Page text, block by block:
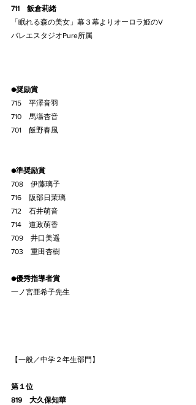
711    飯倉莉緒
「眠れる森の美女」幕３幕よりオーロラ姫のV
バレエスタジオPure所属
●奨励賞
715    平澤音羽
710    馬塲杏音
701    飯野春風
●準奨励賞
708    伊藤璃子
716    阪部日茉璃
712    石井萌音
714    道政萌香
709    井口美遥
703    重田杏樹
●優秀指導者賞
一ノ宮亜希子先生
【一般／中学２年生部門】
第１位
819    大久保知華